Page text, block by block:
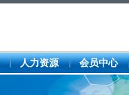
人力资源 会员中心